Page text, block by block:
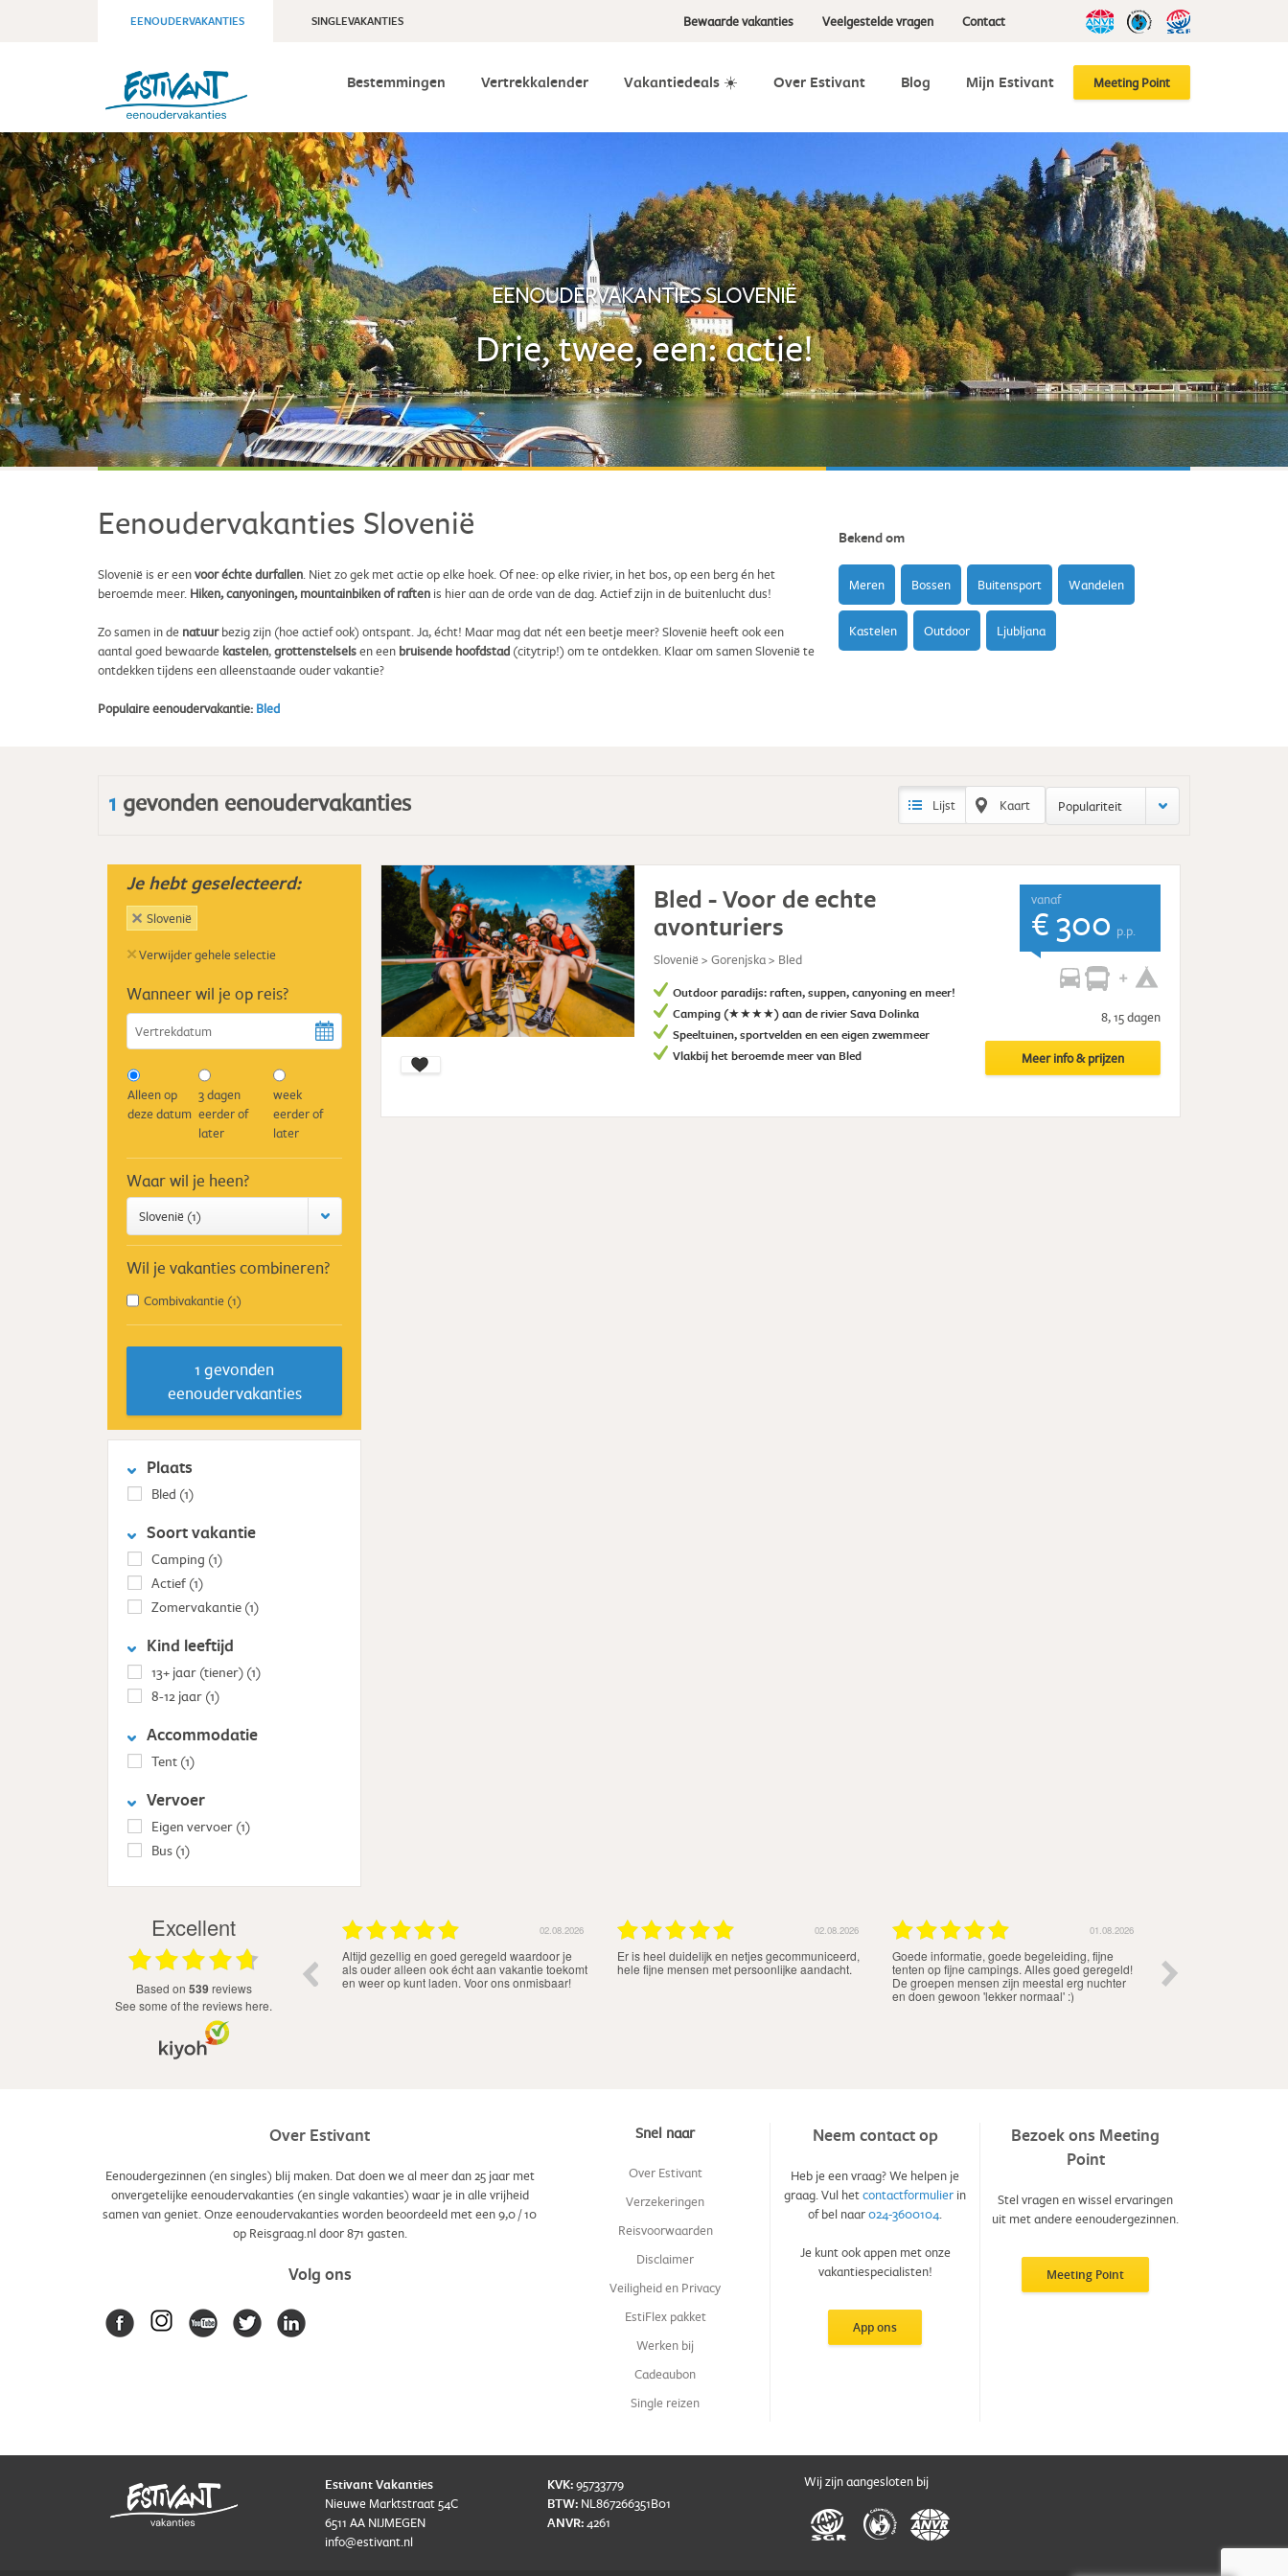
EENOUDERVAKANTIES SINGLEVAKANTIES Veelgestelde vragen Contact
Bewaarde vakanties
Bestemmingen Vertrekkalender Vakantiedeals ☀️ Over Estivant Blog Mijn Estivant Meeting Point
EENOUDERVAKANTIES SLOVENIË
Drie, twee, een: actie!
Eenoudervakanties Slovenië
Slovenië is er eenvoor échte durfallen. Niet zo gek met actie op elke hoek. Of nee: op elke rivier, in het bos, op een berg én het
beroemde meer. Hiken, canyoningen, mountainbiken of raften is hier aan de orde van de dag. Actief zijn in de buitenlucht dus!
Zo samen in de natuurbezig zijn (hoe actief ook) ontspant. Ja, écht! Maar mag dat nét een beetje meer? Slovenië heeft ook een
aantal goed bewaarde kastelen,grottenstelselsen een bruisende hoofdstad (citytrip!) om te ontdekken. Klaar om samen Slovenië te
ontdekken tijdens een alleenstaande ouder vakantie?
Populaire eenoudervakantie: Bled
Bekend om
Meren Bossen Buitensport Wandelen
Kastelen Outdoor Ljubljana
1 gevonden eenoudervakanties Lijst Kaart Populariteit
Je hebt geselecteerd:
Slovenië
×Verwijder gehele selectie
Wanneer wil je op reis?
Alleen op
deze datum
3 dagen
eerder of
later
week
eerder of
later
Waar wil je heen?
Slovenië (1)
Wil je vakanties combineren?
Combivakantie (1)
1 gevonden
eenoudervakanties
Plaats
Bled (1)
Soort vakantie
Camping (1)
Actief (1)
Zomervakantie (1)
Kind leeftijd
13+ jaar (tiener) (1)
8-12 jaar (1)
Accommodatie
Tent (1)
Vervoer
Eigen vervoer (1)
Bus (1)
Bled - Voor de echte
avonturiers
Slovenië > Gorenjska > Bled
Outdoor paradijs: raften, suppen, canyoning en meer!
Camping (★★★★) aan de rivier Sava Dolinka
Speeltuinen, sportvelden en een eigen zwemmeer
Vlakbij het beroemde meer van Bled
vanaf
€ 300 p.p.
8, 15 dagen
Meer info & prijzen
Excellent
based on 539reviews
see some of the reviews here.
Enthousiaste medewerkers, leuk programma
en de kinderen maken in no time nieuwe
vriendjes en vriendinnetjes!
02.08.2026
Altijd gezellig en goed geregeld waardoor je
als ouder alleen ook écht aan vakantie toekomt
en weer op kunt laden. Voor ons onmisbaar!
02.08.2026
Er is heel duidelijk en netjes gecommuniceerd,
hele fijne mensen met persoonlijke aandacht.
01.08.2026
Goede informatie, goede begeleiding, fijne
tenten op fijne campings. Alles goed geregeld!
De groepen mensen zijn meestal erg nuchter
en doen gewoon 'lekker normaal' :)
Over Estivant
Eenoudergezinnen (en singles) blij maken. Dat doen we al meer dan 25 jaar met
onvergetelijke eenoudervakanties (en single vakanties) waar je in alle vrijheid
samen van geniet. Onze eenoudervakanties worden beoordeeld met een9,0/10
op Reisgraag.nl door871 gasten.
Volg ons
Snel naar
Over Estivant
Verzekeringen
Reisvoorwaarden
Disclaimer
Veiligheid en Privacy
EstiFlex pakket
Werken bij
Cadeaubon
Single reizen
Neem contact op
Heb je een vraag? We helpen je
graag. Vul hetcontactformulier in
of bel naar024-3600104.
Je kunt ook appen met onze
vakantiespecialisten!
App ons
Bezoek ons Meeting
Point
Stel vragen en wissel ervaringen
uit met andere eenoudergezinnen.
Meeting Point
Estivant Vakanties
Nieuwe Marktstraat 54C
6511 AA NIJMEGEN
info@estivant.nl
KVK:95733779
BTW: NL867266351B01
ANVR:4261
Wij zijn aangesloten bij